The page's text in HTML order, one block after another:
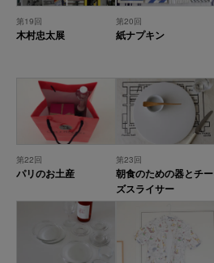
第19回
木村忠太展
第20回
紙ナプキン
第22回
パリのお土産
第23回
朝食のための器とチー
ズスライサー